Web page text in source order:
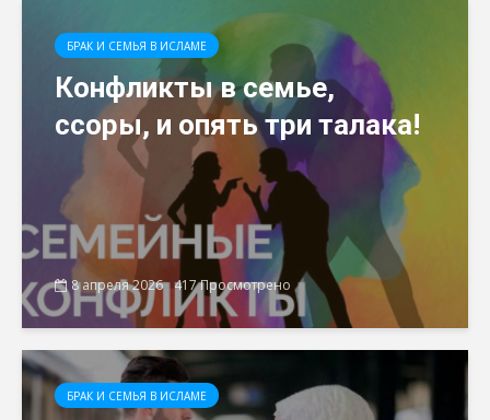
БРАК И СЕМЬЯ В ИСЛАМЕ
Конфликты в семье,
ссоры, и опять три талака!
8 апреля 2026 417 Просмотрено
БРАК И СЕМЬЯ В ИСЛАМЕ